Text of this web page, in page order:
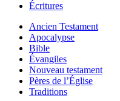
Écritures
Ancien Testament
Apocalypse
Bible
Évangiles
Nouveau testament
Pères de l’Église
Traditions